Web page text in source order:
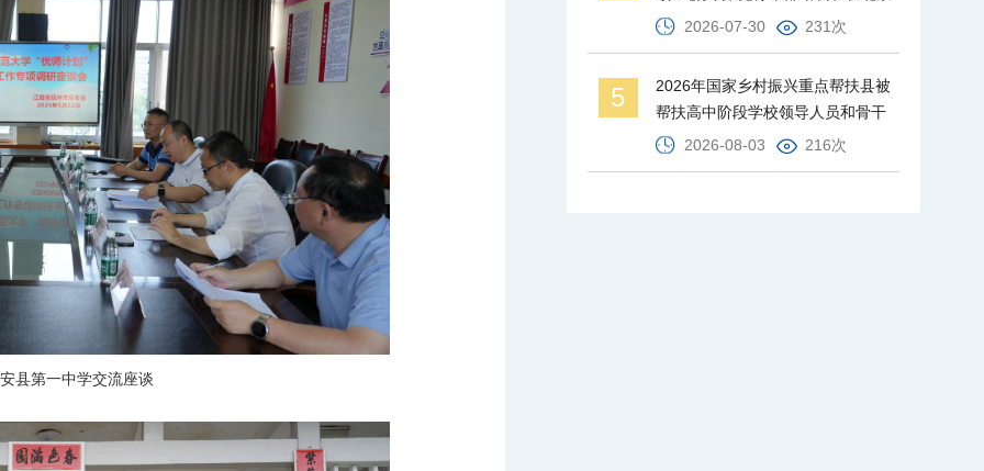
县第一中学交流座谈
师范大学举办
2026-07-30 231次
5
2026年国家乡村振兴重点帮扶县被
帮扶高中阶段学校领导人员和骨干
教师培训班在北京师范大学举办
2026-08-03 216次